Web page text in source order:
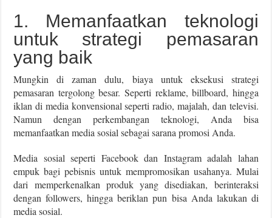
1. Memanfaatkan teknologi
untuk strategi pemasaran
yang baik
Mungkin di zaman dulu, biaya untuk eksekusi strategi
pemasaran tergolong besar. Seperti reklame, billboard, hingga
iklan di media konvensional seperti radio, majalah, dan televisi.
Namun dengan perkembangan teknologi, Anda bisa
memanfaatkan media sosial sebagai sarana promosi Anda.
Media sosial seperti Facebook dan Instagram adalah lahan
empuk bagi pebisnis untuk mempromosikan usahanya. Mulai
dari memperkenalkan produk yang disediakan, berinteraksi
dengan followers, hingga beriklan pun bisa Anda lakukan di
media sosial.